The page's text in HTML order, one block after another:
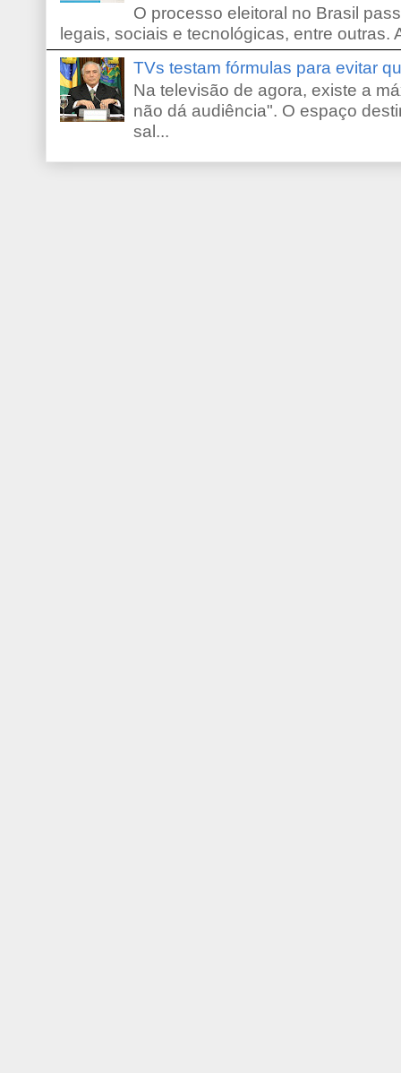
O processo eleitoral no Brasil
legais, sociais e tecnológicas, entre outras.
TVs testam fórmulas para evitar
Na televisão de agora, existe a
não dá audiência". O espaço
sal...